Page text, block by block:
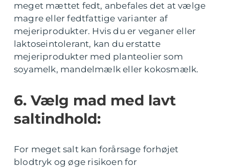
meget mættet fedt, anbefales det at vælge
magre eller fedtfattige varianter af
mejeriprodukter. Hvis du er veganer eller
laktoseintolerant, kan du erstatte
mejeriprodukter med planteolier som
soyamelk, mandelmælk eller kokosmælk.
6. Vælg mad med lavt
saltindhold:
For meget salt kan forårsage forhøjet
blodtryk og øge risikoen for